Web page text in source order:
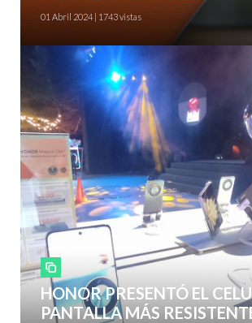
01 Abril 2024 | 1743 vistas
Smartphones
HONOR PRESENTÓ EL
PANTALLA MÁS